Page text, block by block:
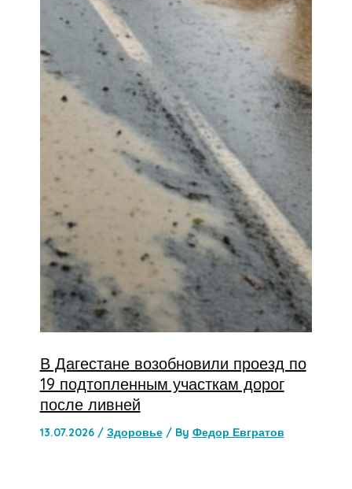
В Дагестане возобновили проезд по
19 подтопленным участкам дорог
после ливней
13.07.2026 / Здоровье/ By Федор Евгратов